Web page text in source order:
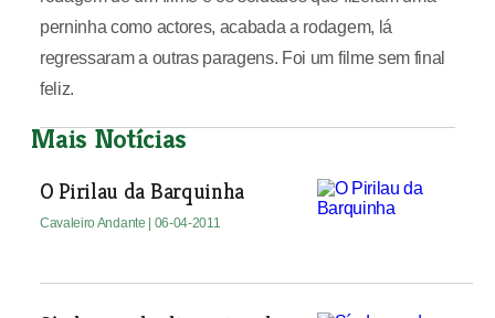
perninha como actores, acabada a rodagem, lá
regressaram a outras paragens. Foi um filme sem final
feliz.
Mais Notícias
O Pirilau da Barquinha
Cavaleiro Andante | 06-04-2011